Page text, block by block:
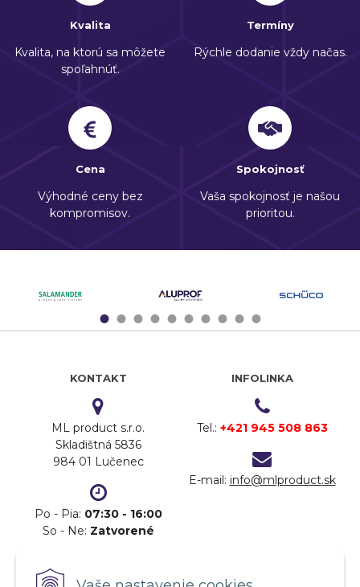
Kvalita
Kvalita, na ktorú sa môžete
spoľahnúť.
Termíny
Rýchle dodanie vždy načas.
Cena
Výhodné ceny bez
kompromisov.
Spokojnosť
Vaša spokojnosť je našou
prioritou.
12345678910
KONTAKT
ML product s.r.o.
Skladištná 5836
984 01 Lučenec
Po - Pia: 07:30 - 16:00
So - Ne: Zatvorené
INFOLINKA
Tel.: +421 945 508 863
E-mail: info@mlproduct.sk